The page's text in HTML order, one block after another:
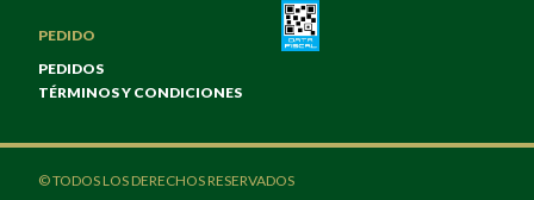
PEDIDO
PEDIDOS
TÉRMINOS Y CONDICIONES
© TODOS LOS DERECHOS RESERVADOS